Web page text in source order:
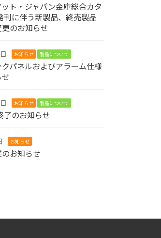
ット・ジャパン金庫総合カタ
刊に伴う新製品、終売製品
のお知らせ
お知らせ 製品について
クパネルおよびアラーム仕様
お知らせ 製品について
了のお知らせ
お知らせ
お知らせ